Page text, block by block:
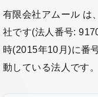
有限会社アムール は
社です(法人番号:
時(2015年10月)に番
動している法人です。